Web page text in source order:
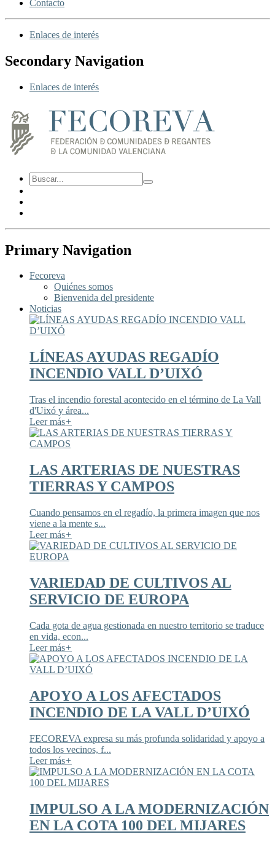
Contacto
Enlaces de interés
Secondary Navigation
Enlaces de interés
Primary Navigation
Fecoreva
Quiénes somos
Bienvenida del presidente
Noticias
LÍNEAS AYUDAS REGADÍO
INCENDIO VALL D’UIXÓ
Tras el incendio forestal acontecido en el término de La Vall
d'Uixó y área...
Leer más+
LAS ARTERIAS DE NUESTRAS
TIERRAS Y CAMPOS
Cuando pensamos en el regadío, la primera imagen que nos
viene a la mente s...
Leer más+
VARIEDAD DE CULTIVOS AL
SERVICIO DE EUROPA
Cada gota de agua gestionada en nuestro territorio se traduce
en vida, econ...
Leer más+
APOYO A LOS AFECTADOS
INCENDIO DE LA VALL D’UIXÓ
FECOREVA expresa su más profunda solidaridad y apoyo a
todos los vecinos, f...
Leer más+
IMPULSO A LA MODERNIZACIÓN
EN LA COTA 100 DEL MIJARES